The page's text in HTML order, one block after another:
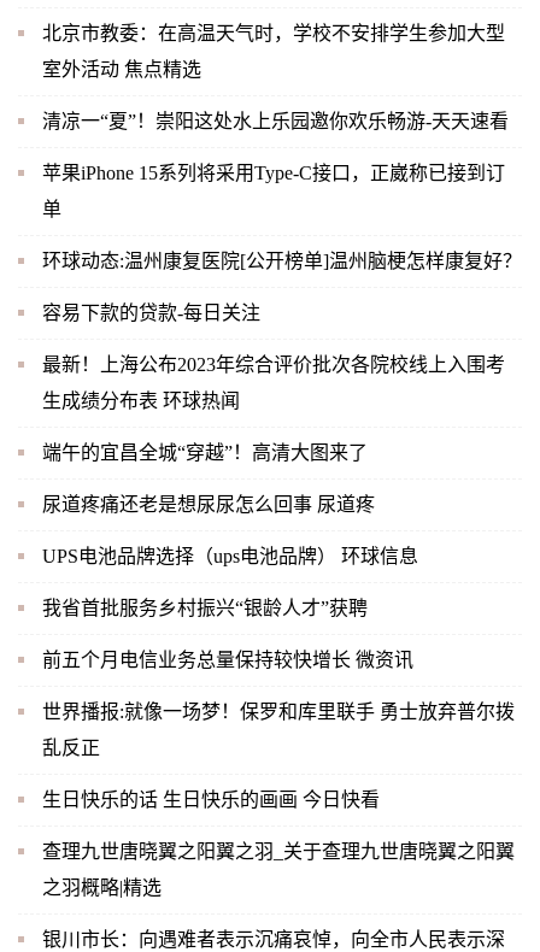
北京市教委：在高温天气时，学校不安排学生参加大型
室外活动 焦点精选
清凉一“夏”！崇阳这处水上乐园邀你欢乐畅游-天天速看
苹果iPhone 15系列将采用Type-C接口，正崴称已接到订
单
环球动态:温州康复医院[公开榜单]温州脑梗怎样康复好？
容易下款的贷款-每日关注
最新！上海公布2023年综合评价批次各院校线上入围考
生成绩分布表 环球热闻
端午的宜昌全城“穿越”！高清大图来了
尿道疼痛还老是想尿尿怎么回事 尿道疼
UPS电池品牌选择（ups电池品牌） 环球信息
我省首批服务乡村振兴“银龄人才”获聘
前五个月电信业务总量保持较快增长 微资讯
世界播报:就像一场梦！保罗和库里联手 勇士放弃普尔拨
乱反正
生日快乐的话 生日快乐的画画 今日快看
查理九世唐晓翼之阳翼之羽_关于查理九世唐晓翼之阳翼
之羽概略|精选
银川市长：向遇难者表示沉痛哀悼，向全市人民表示深